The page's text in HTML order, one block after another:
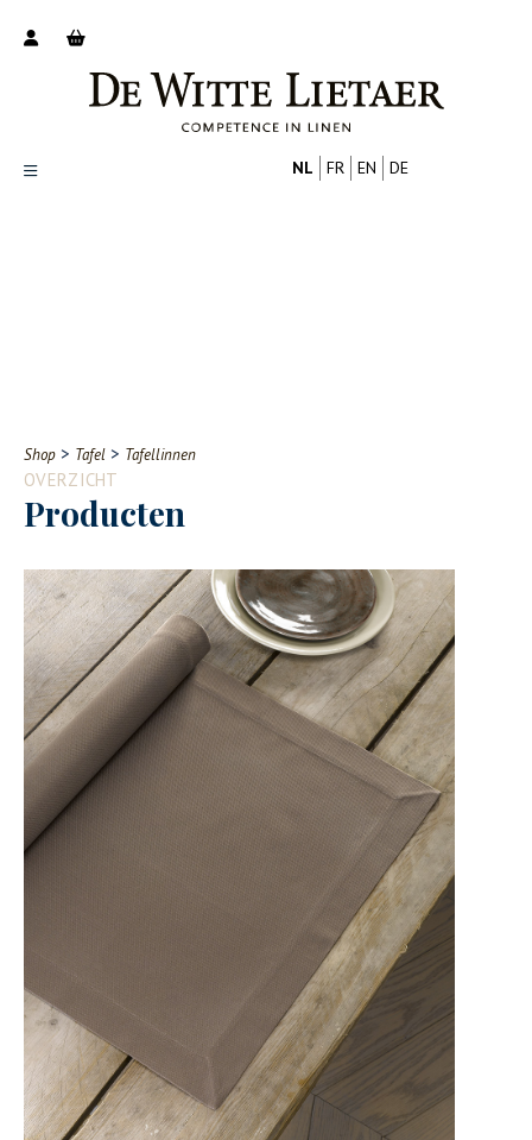
Contact
NL FR EN DE
Shop > Tafel > Tafellinnen
OVERZICHT
Producten